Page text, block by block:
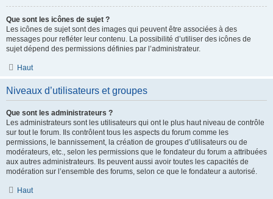
Que sont les icônes de sujet ?
Les icônes de sujet sont des images qui peuvent être associées à des
messages pour refléter leur contenu. La possibilité d’utiliser des icônes de
sujet dépend des permissions définies par l’administrateur.
Haut
Niveaux d’utilisateurs et groupes
Que sont les administrateurs ?
Les administrateurs sont les utilisateurs qui ont le plus haut niveau de contrôle
sur tout le forum. Ils contrôlent tous les aspects du forum comme les
permissions, le bannissement, la création de groupes d’utilisateurs ou de
modérateurs, etc., selon les permissions que le fondateur du forum a attribuées
aux autres administrateurs. Ils peuvent aussi avoir toutes les capacités de
modération sur l’ensemble des forums, selon ce que le fondateur a autorisé.
Haut